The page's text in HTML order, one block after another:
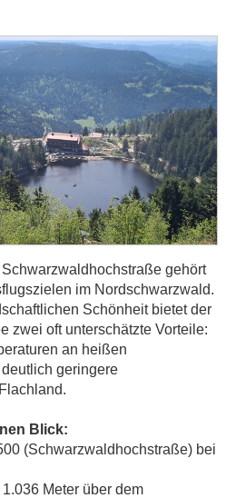
gehört
im Nordschwarzwald.
Schönheit bietet der
zwei oft unterschätzte Vorteile:
an heißen
geringere
Blick:
(Schwarzwaldhochstraße) bei
Meter über dem